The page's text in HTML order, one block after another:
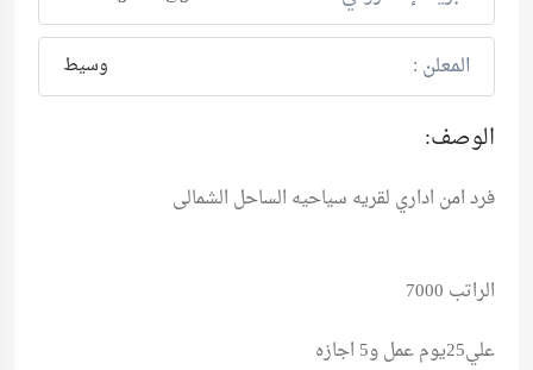
المعلن : وسيط
الوصف:
فرد امن اداري لقريه سياحيه الساحل الشمالى
الراتب 7000
علي25يوم عمل و5 اجازه